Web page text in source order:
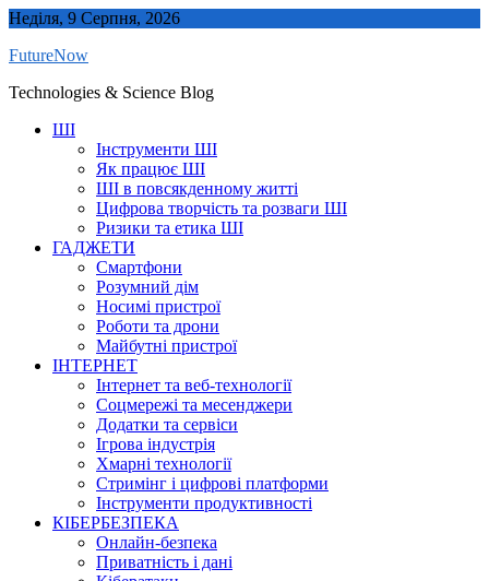
Skip
content
Неділя, 9 Серпня, 2026
FutureNow
Technologies & Science Blog
ШІ
Інструменти ШІ
Як працює ШІ
ШІ в повсякденному житті
Цифрова творчість та розваги ШІ
Ризики та етика ШІ
ГАДЖЕТИ
Смартфони
Розумний дім
Носимі пристрої
Роботи та дрони
Майбутні пристрої
ІНТЕРНЕТ
Інтернет та веб-технології
Соцмережі та месенджери
Додатки та сервіси
Ігрова індустрія
Хмарні технології
Стримінг і цифрові платформи
Інструменти продуктивності
КІБЕРБЕЗПЕКА
Онлайн-безпека
Приватність і дані